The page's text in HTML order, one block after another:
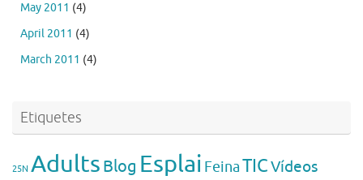
May 2011 (4)
April 2011 (4)
March 2011 (4)
Etiquetes
25N AdultsBlog Esplai FeinaTICVídeos